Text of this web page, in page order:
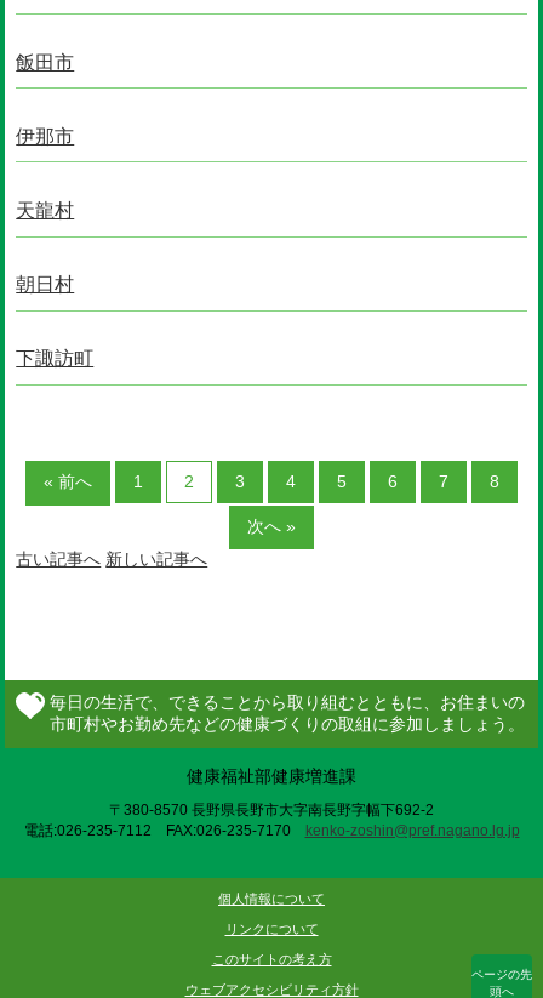
飯田市
伊那市
天龍村
朝日村
下諏訪町
« 前へ 1 2 3 4 5 6 7 8
次へ »
古い記事へ 新しい記事へ
ページの先
頭へ
健康福祉部健康増進課
〒380-8570 長野県長野市大字南長野字幅下692-2
電話:026-235-7112 FAX:026-235-7170
kenko-zoshin@pref.nagano.lg.jp
個人情報について
リンクについて
このサイトの考え方
ウェブアクセシビリティ方針